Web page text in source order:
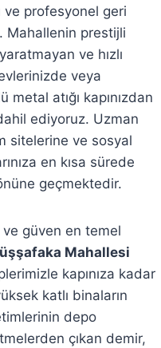
ve profesyonel geri
Mahallenin prestijli
ve hızlı
veya
atığı kapınızdan
ediyoruz. Uzman
sitelerine ve sosyal
en kısa sürede
geçmektedir.
güven en temel
Mahallesi
kapınıza kadar
katlı binaların
depo
çıkan demir,